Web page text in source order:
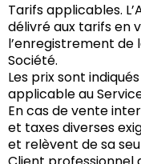
Tarifs applicables.
délivré aux tarifs en
l’enregistrement de
Société.
Les prix sont
applicable au
En cas de vente
et taxes diverses
et relèvent de sa